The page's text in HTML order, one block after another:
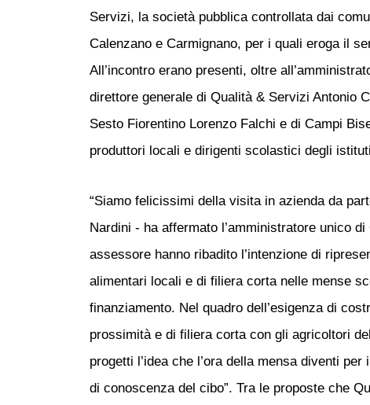
Servizi, la società pubblica controllata dai
Calenzano e Carmignano, per i quali eroga il
All’incontro erano presenti, oltre
direttore generale di Qualità & Servizi Antonio
Sesto Fiorentino Lorenzo Falchi e di Campi
produttori locali e dirigenti scolastici degli
“Siamo felicissimi della visita in azienda da
Nardini - ha affermato l’amministratore unico
assessore hanno ribadito l’intenzione di
alimentari locali e di filiera corta nelle mense
finanziamento. Nel quadro dell’esigenza di
prossimità e di filiera corta con gli agricoltori
progetti l’idea che l’ora della mensa diventi
di conoscenza del cibo”. Tra le proposte che